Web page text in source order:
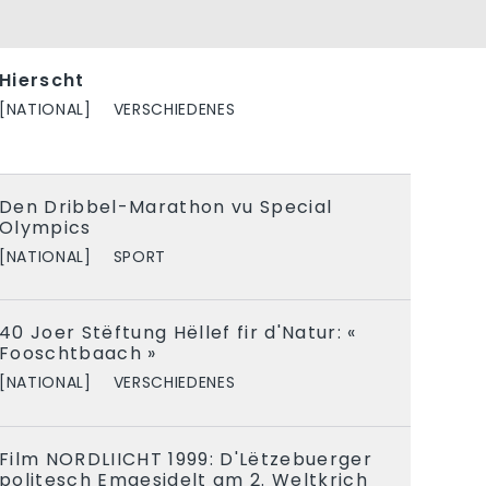
Hierscht
[NATIONAL] VERSCHIEDENES
Den Dribbel-Marathon vu Special
Olympics
[NATIONAL] SPORT
40 Joer Stëftung Hëllef fir d'Natur: «
Fooschtbaach »
[NATIONAL] VERSCHIEDENES
Film NORDLIICHT 1999: D'Lëtzebuerger
politesch Emgesidelt am 2. Weltkrich